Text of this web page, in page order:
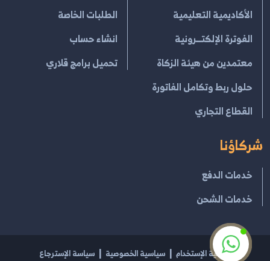
الأكاديمية التعليمية
الفوترة الإلكتــرونية
معتمدين من هيئة الزكاة
حلول ربط وتكامل الفاتورة
القطاع التجاري
الطلبات الخاصة
انشاء حساب
تحميل برامج قلاري
شركاؤنا
خدمات الدفع
خدمات الشحن
إتفاقية الإستخدام سياسية الخصوصية
سياسة الإسترجاع